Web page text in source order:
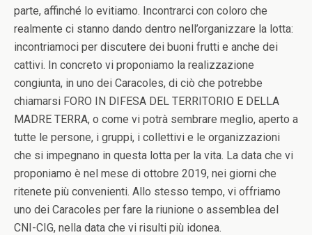
parte, affinché lo evitiamo. Incontrarci con coloro che
realmente ci stanno dando dentro nell’organizzare la lotta:
incontriamoci per discutere dei buoni frutti e anche dei
cattivi. In concreto vi proponiamo la realizzazione
congiunta, in uno dei Caracoles, di ciò che potrebbe
chiamarsi FORO IN DIFESA DEL TERRITORIO E DELLA
MADRE TERRA, o come vi potrà sembrare meglio, aperto a
tutte le persone, i gruppi, i collettivi e le organizzazioni
che si impegnano in questa lotta per la vita. La data che vi
proponiamo è nel mese di ottobre 2019, nei giorni che
ritenete più convenienti. Allo stesso tempo, vi offriamo
uno dei Caracoles per fare la riunione o assemblea del
CNI-CIG, nella data che vi risulti più idonea.